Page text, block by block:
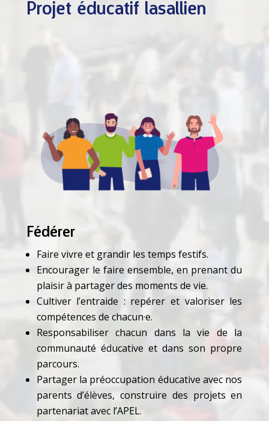
Projet éducatif lasallien
Fédérer
Faire vivre et grandir les temps festifs.
Encourager le faire ensemble, en prenant du
plaisir à partager des moments de vie.
Cultiver l’entraide : repérer et valoriser les
compétences de chacun·e.
Responsabiliser chacun dans la vie de la
communauté éducative et dans son propre
parcours.
Partager la préoccupation éducative avec nos
parents d’élèves, construire des projets en
partenariat avec l’APEL.